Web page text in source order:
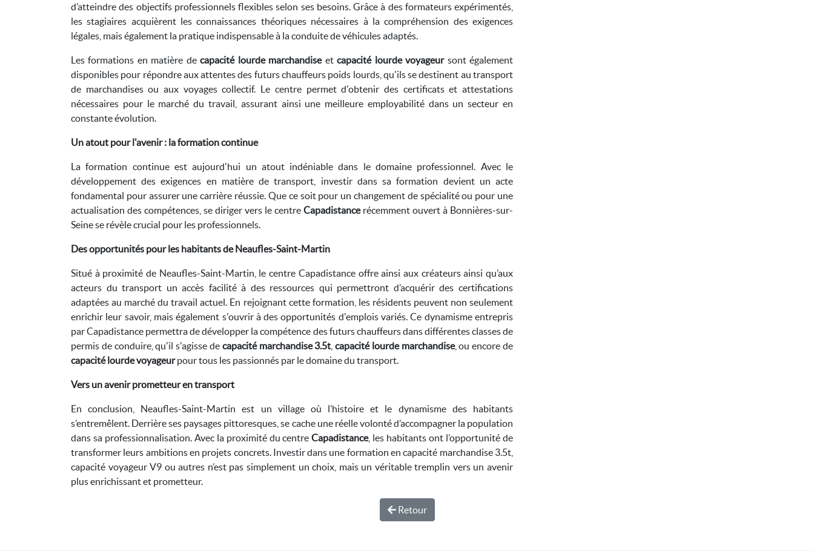
d’atteindre des objectifs professionnels flexibles selon ses besoins. Grâce à des formateurs expérimentés,
les stagiaires acquièrent les connaissances théoriques nécessaires à la compréhension des exigences
légales, mais également la pratique indispensable à la conduite de véhicules adaptés.
Les formations en matière decapacité lourde marchandiseetcapacité lourde voyageursont également
disponibles pour répondre aux attentes des futurs chauffeurs poids lourds, qu'ils se destinent au transport
de marchandises ou aux voyages collectif. Le centre permet d'obtenir des certificats et attestations
nécessaires pour le marché du travail, assurant ainsi une meilleure employabilité dans un secteur en
constante évolution.
Un atout pour l'avenir : la formation continue
La formation continue est aujourd'hui un atout indéniable dans le domaine professionnel. Avec le
développement des exigences en matière de transport, investir dans sa formation devient un acte
fondamental pour assurer une carrière réussie. Que ce soit pour un changement de spécialité ou pour une
actualisation des compétences, se diriger vers le centre Capadistancerécemment ouvert à Bonnières-sur-
Seine se révèle crucial pour les professionnels.
Des opportunités pour les habitants de Neaufles-Saint-Martin
Situé à proximité de Neaufles-Saint-Martin, le centre Capadistance offre ainsi aux créateurs ainsi qu’aux
acteurs du transport un accès facilité à des ressources qui permettront d’acquérir des certifications
adaptées au marché du travail actuel. En rejoignant cette formation, les résidents peuvent non seulement
enrichir leur savoir, mais également s'ouvrir à des opportunités d'emplois variés. Ce dynamisme entrepris
par Capadistance permettra de développer la compétence des futurs chauffeurs dans différentes classes de
permis de conduire, qu'il s'agisse de capacité marchandise 3.5t ,capacité lourde marchandise, ou encore de
capacité lourde voyageurpour tous les passionnés par le domaine du transport.
Vers un avenir prometteur en transport
En conclusion, Neaufles-Saint-Martin est un village où l’histoire et le dynamisme des habitants
s’entremêlent. Derrière ses paysages pittoresques, se cache une réelle volonté d’accompagner la population
dans sa professionnalisation. Avec la proximité du centreCapadistance, les habitants ont l’opportunité de
transformer leurs ambitions en projets concrets. Investir dans une formation en capacité marchandise 3.5t,
capacité voyageur V9 ou autres n’est pas simplement un choix, mais un véritable tremplin vers un avenir
plus enrichissant et prometteur.
Retour